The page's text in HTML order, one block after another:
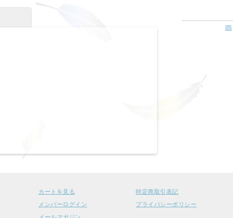
カートを見る
メンバーログイン
特定商取引表記
プライバシーポリシー